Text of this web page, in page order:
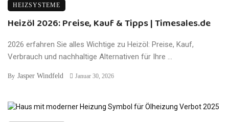
HEIZSYSTEME
Heizöl 2026: Preise, Kauf & Tipps | Timesales.de
2026 erfahren Sie alles Wichtige zu Heizöl: Preise, Kauf,
Verbrauch und nachhaltige Alternativen für Ihre ...
By Jasper Windfeld Januar 30, 2026